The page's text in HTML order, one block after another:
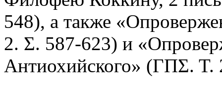
548), а также
2. Σ. 587-623) и
Антиохийского» (ΓΠΣ. Τ.